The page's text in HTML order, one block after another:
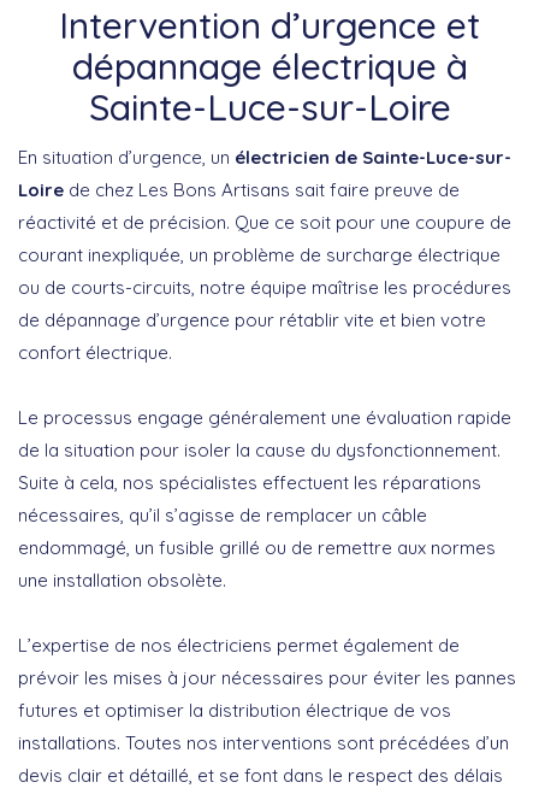
Intervention d’urgence et
dépannage électrique à
Sainte-Luce-sur-Loire
En situation d’urgence, un électricien de Sainte-Luce-sur-
Loire de chez Les Bons Artisans sait faire preuve de
réactivité et de précision. Que ce soit pour une coupure de
courant inexpliquée, un problème de surcharge électrique
ou de courts-circuits, notre équipe maîtrise les procédures
de dépannage d’urgence pour rétablir vite et bien votre
confort électrique.
Le processus engage généralement une évaluation rapide
de la situation pour isoler la cause du dysfonctionnement.
Suite à cela, nos spécialistes effectuent les réparations
nécessaires, qu’il s’agisse de remplacer un câble
endommagé, un fusible grillé ou de remettre aux normes
une installation obsolète.
L’expertise de nos électriciens permet également de
prévoir les mises à jour nécessaires pour éviter les pannes
futures et optimiser la distribution électrique de vos
installations. Toutes nos interventions sont précédées d’un
devis clair et détaillé, et se font dans le respect des délais